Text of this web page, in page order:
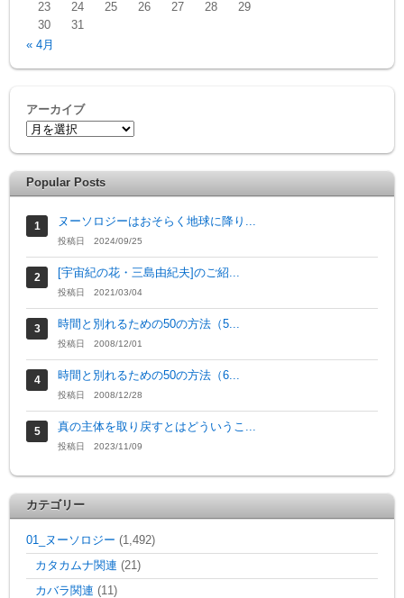
23
24 25 26 27 28
29
30
31
« 4月
アーカイブ
Popular Posts
ヌーソロジーはおそらく地球に降り...
投稿日 2024/09/25
[宇宙紀の花・三島由紀夫]のご紹...
投稿日 2021/03/04
時間と別れるための50の方法（5...
投稿日 2008/12/01
時間と別れるための50の方法（6...
投稿日 2008/12/28
真の主体を取り戻すとはどういうこ...
投稿日 2023/11/09
カテゴリー
01_ヌーソロジー (1,492)
カタカムナ関連 (21)
カバラ関連 (11)